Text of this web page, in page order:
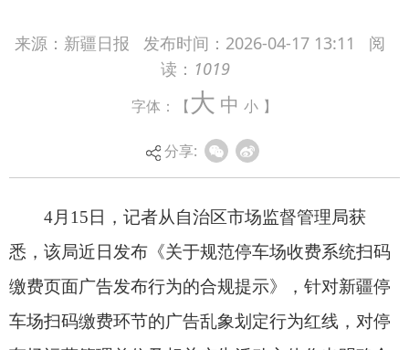
来源：新疆日报 发布时间： 2026-04-17 13:11
阅
读： 1019
字体：【大 中 小 】
分享:
4月15日，记者从自治区市场监督管理局获
悉，该局近日发布《关于规范停车场收费系统扫码
缴费页面广告发布行为的合规提示》，针对新疆停
车场扫码缴费环节的广告乱象划定行为红线，对停
规要求，切实保障消费者合法权益。
近年来，智慧停车模式全面普及，扫码缴费已
成为停车场主流缴费方式，但部分缴费页面出现的
弹窗广告无法一键关闭、遮挡缴费关键信息、强制